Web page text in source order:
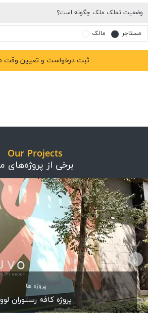
وضعیت تملک ملک چگونه است؟
مستاجر مالک
Our Projects
برخی از پروژه‌های
پروژه ها
پروژه کافه رستوران لوو